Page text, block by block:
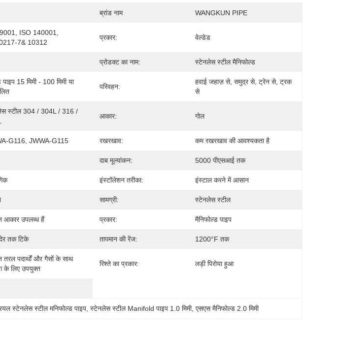
ब्रांड नाम WANGKUN PIPE
ISO 140001,
7& 10312
प्रकार: वेल्डेड
प्रोडक्ट का नाम: स्टेनलेस स्टील मैनिफोल्ड
15 मिमी - 100 मिमी या
परिवहन:
हवाई जहाज़ से, समुद्र से, ट्रेन से, ट्रक
से
स्टील 304 / 304L / 316 /
आकार: गोल
G116, JWWA-G115 रखरखाव: कम रखरखाव की आवश्यकता है
दाब मूल्यांकन: 5000 पीएसआई तक
इंस्टॉलेशन तरीका: इंस्टाल करने में आसान
सामग्री: स्टेनलेस स्टील
आकार उपलब्ध हैं प्रकार: मैनिफोल्ड पाइप
तक टिके तापमान की रेंज: 1200°F तक
तरल पदार्थों और गैसों के साथ
के लिए उपयुक्त
रिश्ते का प्रकार: लड़ी पिरोया हुआ
स्टेनलेस स्टील मनिफोल्ड पाइप , स्टेनलेस स्टील Manifold पाइप 1.0 मिमी, एसएस मैनिफोल्ड 2.0 मिमी